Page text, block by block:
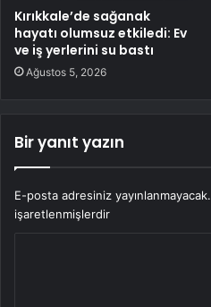
Kırıkkale’de sağanak
hayatı olumsuz etkiledi: Ev
ve iş yerlerini su bastı
Ağustos 5, 2026
Bir yanıt yazın
E-posta adresiniz yayınlanmayacak.
işaretlenmişlerdir